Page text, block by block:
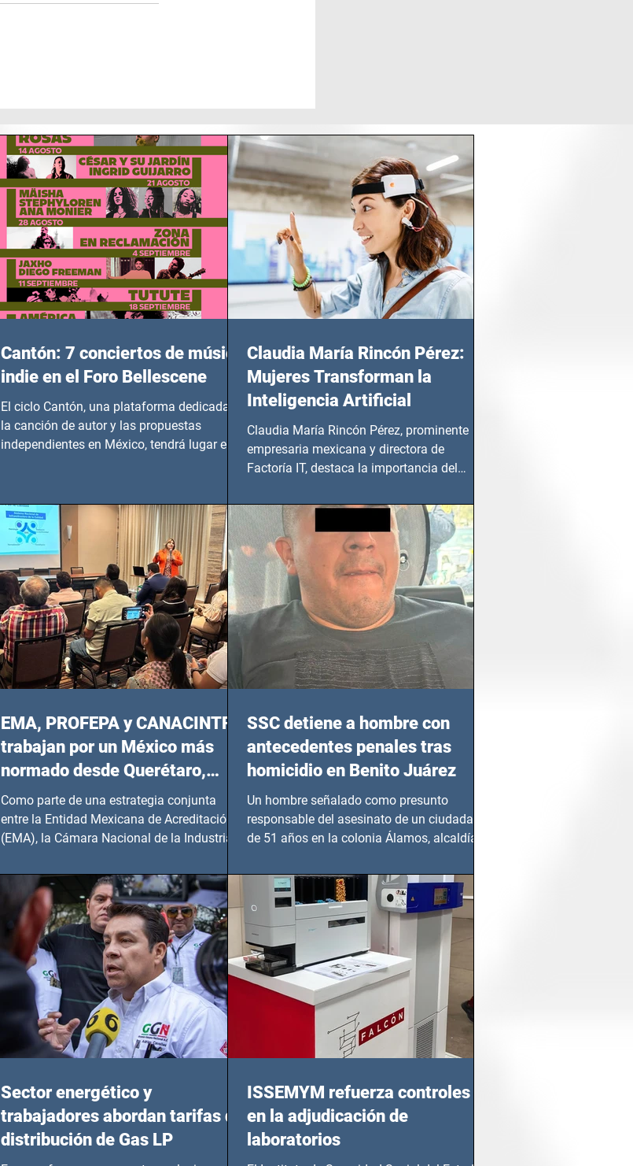
Cantón: 7 conciertos de música
indie en el Foro Bellescene
El ciclo Cantón, una plataforma dedicada a
la canción de autor y las propuestas
independientes en México, tendrá lugar en el
del 14 de agosto al 25 de septiembre, a las
20:00 horas.
Claudia María Rincón Pérez:
Mujeres Transforman la
Inteligencia Artificial
Claudia María Rincón Pérez, prominente
empresaria mexicana y directora de
Factoría IT, destaca la importancia del
EMA, PROFEPA y CANACINTRA
trabajan por un México más
normado desde Querétaro,
Hidalgo y BCS
Como parte de una estrategia conjunta
entre la Entidad Mexicana de Acreditación
(EMA), la Cámara Nacional de la Industria
SSC detiene a hombre con
antecedentes penales tras
homicidio en Benito Juárez
Un hombre señalado como presunto
responsable del asesinato de un ciudadano
de 51 años en la colonia Álamos, alcaldía
Sector energético y
trabajadores abordan tarifas de
distribución de Gas LP
ISSEMYM refuerza controles
en la adjudicación de
laboratorios